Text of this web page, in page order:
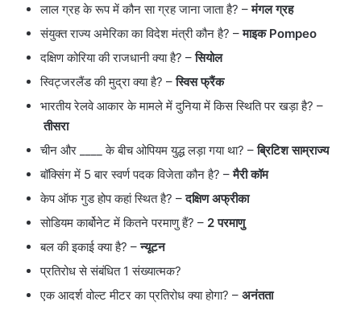
लाल ग्रह के रूप में कौन सा ग्रह जाना जाता है? –मंगल ग्रह
संयुक्त राज्य अमेरिका का विदेश मंत्री कौन है? –माइक Pompeo
दक्षिण कोरिया की राजधानी क्या है? –सियोल
स्विट्जरलैंड की मुद्रा क्या है? –स्विस फ्रैंक
भारतीय रेलवे आकार के मामले में दुनिया में किस स्थिति पर खड़ा है? –
तीसरा
चीन और ____ के बीच ओपियम युद्ध लड़ा गया था? –ब्रिटिश साम्राज्य
बॉक्सिंग में 5 बार स्वर्ण पदक विजेता कौन है? –मैरी कॉम
केप ऑफ गुड होप कहां स्थित है? –दक्षिण अफ्रीका
सोडियम कार्बोनेट में कितने परमाणु हैं? – 2 परमाणु
बल की इकाई क्या है? –न्यूटन
प्रतिरोध से संबंधित 1 संख्यात्मक?
एक आदर्श वोल्ट मीटर का प्रतिरोध क्या होगा? – अनंतता